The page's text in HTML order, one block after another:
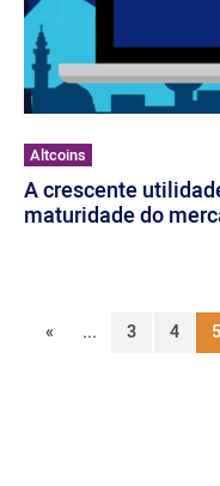
Altcoins
A crescente
maturidade do
« ... 3 4 5